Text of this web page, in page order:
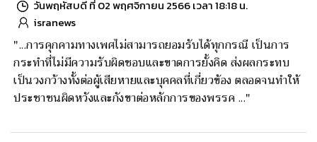
วันพฤหัสบดี ที่ 02 พฤศจิกายน 2566 เวลา 18:18 น.
isranews
"...การคุกคามทางเพศไม่สามารถยอมรับได้ทุกกรณี เป็นการ
กระทำที่ไม่มีความรับผิดชอบและขาดการยั้งคิด ส่งผลกระทบ
เป็นวงกว้างทั้งต่อผู้เสียหายและบุคคลที่เกี่ยวข้อง ตลอดจนทำให้
ประชาชนผิดหวังและกังขาต่อหลักการของพรรค ..."